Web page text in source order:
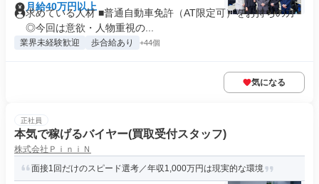
月給40万円以上
求めている人材 ■普通自動車免許（AT限定可）をお持ちの方
◎今回は意欲・人物重視の...
業界未経験歓迎 歩合給あり +44個
気になる
正社員
本気で稼げるバイヤー(買取受付スタッフ)
株式会社ＰｉｎｉＮ
面接1回だけのスピード選考／年収1,000万円は現実的な環境